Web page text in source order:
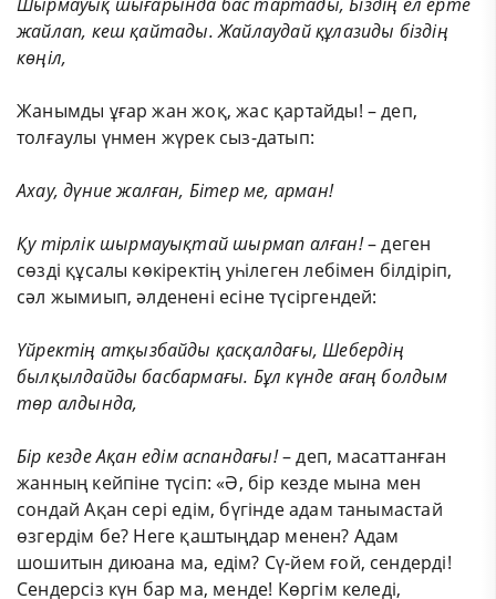
жайлап, кеш қайтады. Жайлаудай құлазиды біздің
көңіл,
Жанымды ұғар жан жоқ, жас қартайды! – деп,
толғаулы үнмен жүрек сыз-датып:
Ахау, дүниежалған, Бітер ме, арман!
Қу тірлік шырмауықтай шырмап алған!– деген
сөзді құсалы көкіректің уһілеген лебімен білдіріп,
сәл жымиып, әлденені есіне түсіргендей:
Үйректің атқызбайды қасқалдағы, Шебердің
былқылдайды басбармағы. Бұл күнде ағаң болдым
төр алдында,
Бір кездеАқан едімаспандағы!– деп, масаттанған
жанның кейпіне түсіп: «Ә, бір кезде мына мен
сондай Ақан сері едім, бүгінде адам танымастай
өзгердім бе? Неге қаштыңдар менен? Адам
шошитын диюана ма, едім? Сү-йем ғой, сендерді!
Сендерсіз күн бар ма, менде! Көргім келеді,